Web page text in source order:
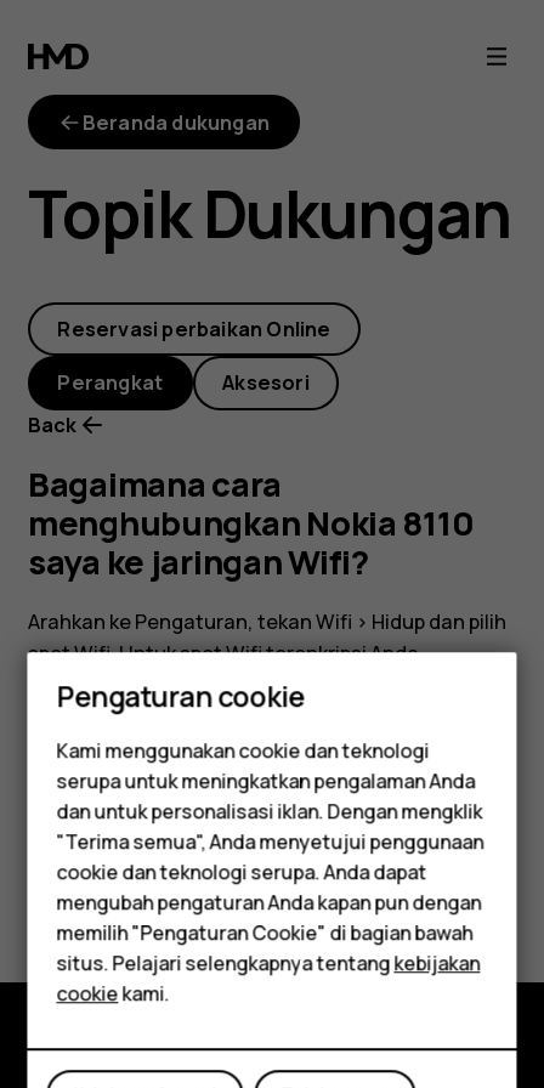
Bagaimana
cara
menghubungkan
Nokia
8110
saya
ke
jaringan
Wifi?
Smartphone
Feature phones
Aksesori
Tablet
Beranda dukungan
Topik Dukungan
Reservasi perbaikan Online
Perangkat
Aksesori
Back
Bagaimana cara
menghubungkan Nokia 8110
saya ke jaringan Wifi?
Arahkan kePengaturan, tekanWifi > Hidupdan pilih
spot Wifi. Untuk spot Wifi terenkripsi Anda
memerlukan kata sandi yang wajib dimasukkan.
Apakah ini membantu?
Ya Tidak
Jelajahi
Pengaturan cookie
Kami menggunakan cookie dan teknologi
serupa untuk meningkatkan pengalaman Anda
dan untuk personalisasi iklan. Dengan mengklik
"Terima semua", Anda menyetujui penggunaan
cookie dan teknologi serupa. Anda dapat
mengubah pengaturan Anda kapan pun dengan
memilih "Pengaturan Cookie" di bagian bawah
situs. Pelajari selengkapnya tentangkebijakan
cookiekami.